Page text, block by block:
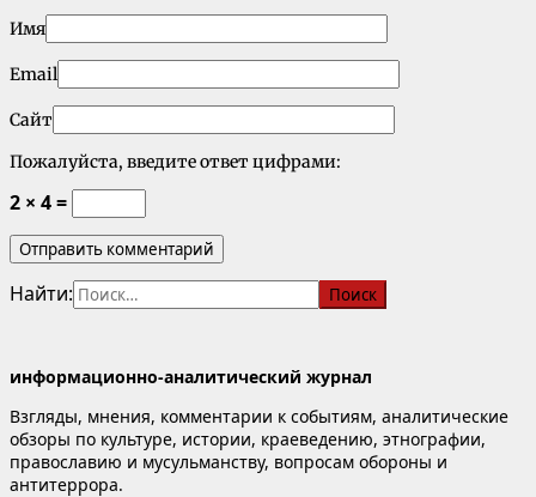
Имя
Email
Сайт
Пожалуйста, введите ответ цифрами:
2 × 4 =
Найти:
информационно-аналитический журнал
Взгляды, мнения, комментарии к событиям, аналитические
обзоры по культуре, истории, краеведению, этнографии,
православию и мусульманству, вопросам обороны и
антитеррора.